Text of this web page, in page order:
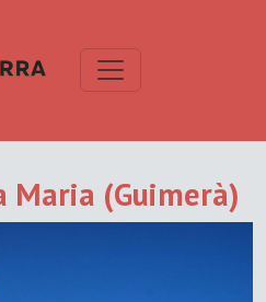
Maria (Guimerà)